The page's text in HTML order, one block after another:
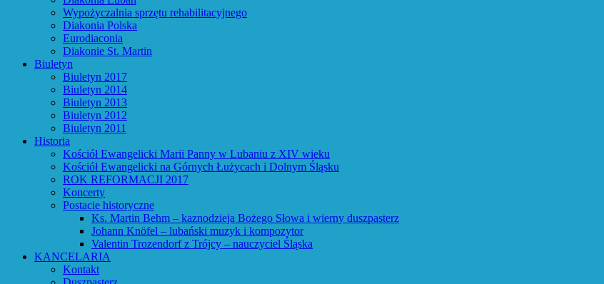
Wypożyczalnia sprzętu rehabilitacyjnego
Diakonia Polska
Eurodiaconia
Diakonie St. Martin
Biuletyn
Biuletyn 2017
Biuletyn 2014
Biuletyn 2013
Biuletyn 2012
Biuletyn 2011
Historia
Kościół Ewangelicki Marii Panny w Lubaniu z XIV wieku
Kościół Ewangelicki na Górnych Łużycach i Dolnym Śląsku
ROK REFORMACJI 2017
Koncerty
Postacie historyczne
Ks. Martin Behm – kaznodzieja Bożego Słowa i wierny duszpasterz
Johann Knöfel – lubański muzyk i kompozytor
Valentin Trozendorf z Trójcy – nauczyciel Śląska
KANCELARIA
Kontakt